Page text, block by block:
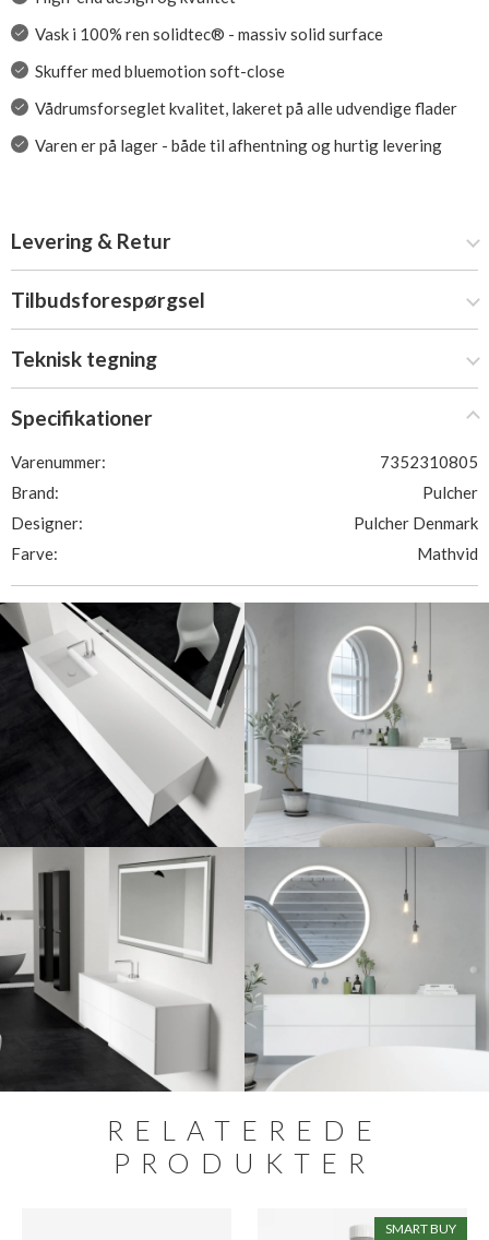
Vask i 100% ren solidtec® - massiv solid surface
Skuffer med bluemotion soft-close
Vådrumsforseglet kvalitet, lakeret på alle udvendige flader
Varen er på lager - både til afhentning og hurtig levering
Levering & Retur
Tilbudsforespørgsel
Teknisk tegning
Specifikationer
Varenummer:
7352310805
Brand:
Pulcher
Designer:
Pulcher Denmark
Farve:
Mathvid
RELATEREDE
PRODUKTER
SMART BUY